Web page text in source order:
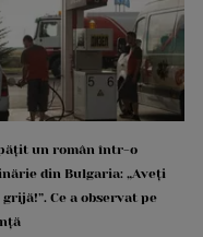
un român într-o
din Bulgaria: „Aveți
Ce a observat pe